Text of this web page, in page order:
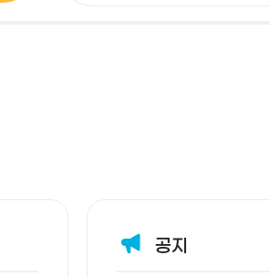
와서 넘 귀여워요. 어휘교
이 되더라구요. 다음단계도
합니다. 아이도 끝까지 학
공지